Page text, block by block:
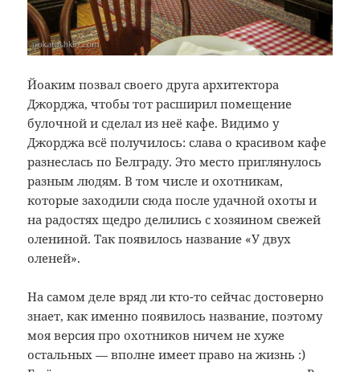
Йоаким позвал своего друга архитектора
Джорджа, чтобы тот расширил помещение
булочной и сделал из неё кафе. Видимо у
Джорджа всё получилось: слава о красивом кафе
разнеслась по Белграду. Это место приглянулось
разным людям. В том числе и охотникам,
которые заходили сюда после удачной охоты и
на радостях щедро делились с хозяином свежей
олениной. Так появилось название «У двух
оленей».
На самом деле вряд ли кто-то сейчас достоверно
знает, как именно появилось название, поэтому
моя версия про охотников ничем не хуже
остальных — вполне имеет право на жизнь :)